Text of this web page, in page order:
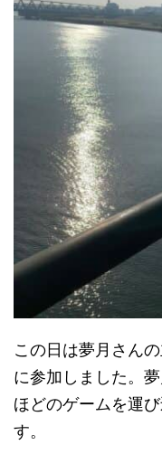
この日は夢月さん
に参加しました。
ほどのゲームを運
す。